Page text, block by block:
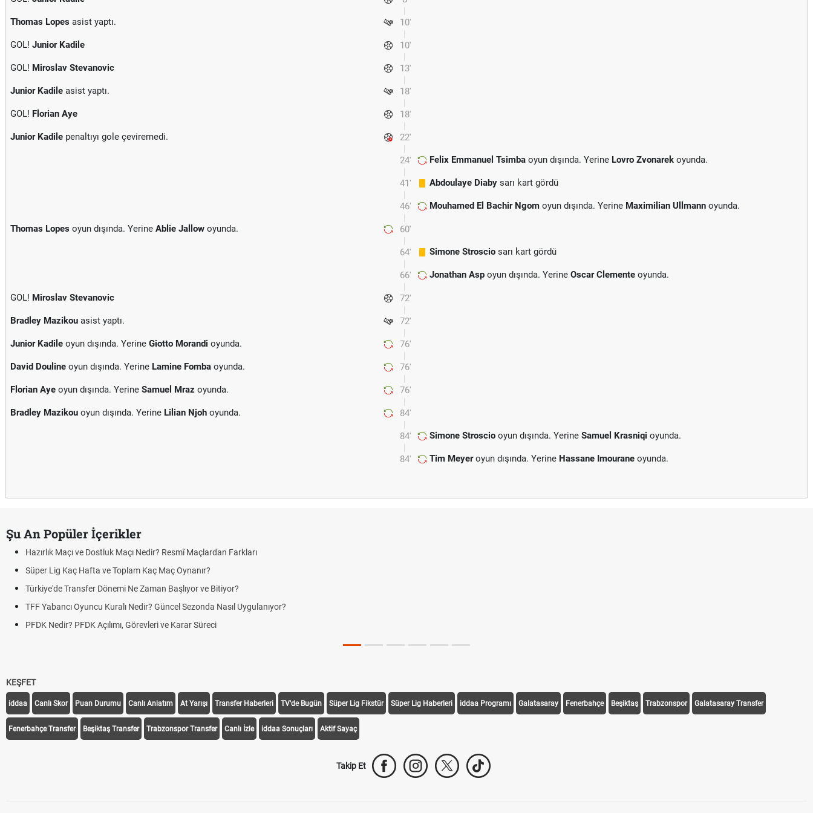
10'
Thomas Lopes asist yaptı.
10'
GOL! Junior Kadile
13'
GOL! Miroslav Stevanovic
18'
Junior Kadile asist yaptı.
18'
GOL! Florian Aye
22'
Junior Kadile penaltıyı gole çeviremedi.
24' Felix Emmanuel Tsimba oyun dışında. Yerine Lovro Zvonarek oyunda.
41' Abdoulaye Diaby sarı kart gördü
46' Mouhamed El Bachir Ngom oyun dışında. Yerine Maximilian Ullmann oyunda.
60'
Thomas Lopes oyun dışında. Yerine Ablie Jallow oyunda.
64' Simone Stroscio sarı kart gördü
66' Jonathan Asp oyun dışında. Yerine Oscar Clemente oyunda.
72'
GOL! Miroslav Stevanovic
72'
Bradley Mazikou asist yaptı.
76'
Junior Kadile oyun dışında. Yerine Giotto Morandi oyunda.
76'
David Douline oyun dışında. Yerine Lamine Fomba oyunda.
76'
Florian Aye oyun dışında. Yerine Samuel Mraz oyunda.
84'
Bradley Mazikou oyun dışında. Yerine Lilian Njoh oyunda.
84' Simone Stroscio oyun dışında. Yerine Samuel Krasniqi oyunda.
84' Tim Meyeroyun dışında. Yerine Hassane Imourane oyunda.
Şu An Popüler İçerikler
Puan Durumunda AG, OM ve Diğer Kısaltmalar Ne Anlama Gelir?
Skor Ne Demek? Sporda Skor ve Sonuç Kavramları
Futbol Nasıl Oynanır? Temel Futbol Kuralları
Deplasman Golü Kuralı Nedir? Hangi Organizasyonlarda Uygulanıyor?
DGS Sonuçları Ne Zaman Açıklanacak 2026? ÖSYM Sonuç Tarihini Duyurdu
KEŞFET
iddaa Canlı Skor Puan Durumu Canlı Anlatım At Yarışı Transfer Haberleri TV'de Bugün Süper Lig Fikstür Süper Lig Haberleri iddaa Programı Galatasaray Fenerbahçe Beşiktaş Trabzonspor Galatasaray Transfer
Fenerbahçe Transfer Beşiktaş Transfer Trabzonspor Transfer Canlı İzle iddaa Sonuçları Aktif Sayaç
Takip Et